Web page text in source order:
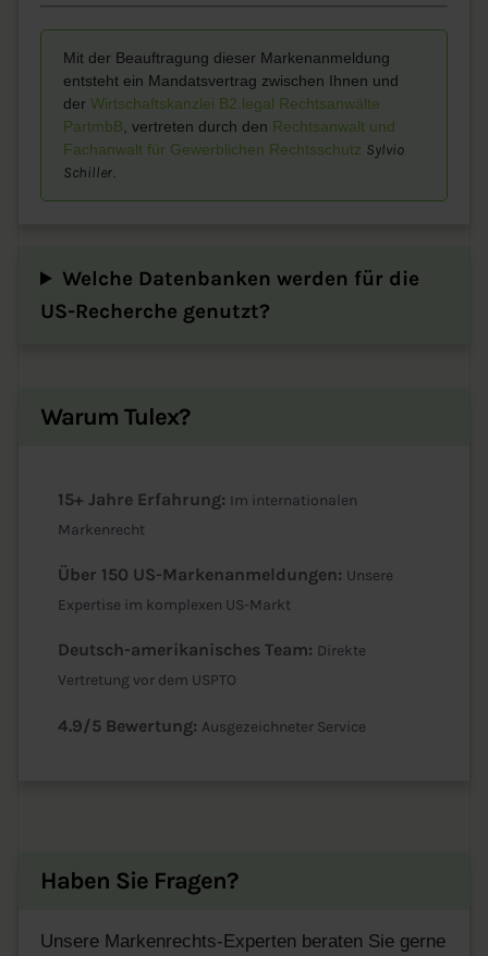
Mit der Beauftragung dieser Markenanmeldung
entsteht ein Mandatsvertrag zwischen Ihnen und
der Wirtschaftskanzlei B2.legal Rechtsanwälte
PartmbB , vertreten durch den Rechtsanwalt und
Fachanwalt für Gewerblichen Rechtsschutz Sylvio
Schiller
Welche Datenbanken werden für die
US-Recherche genutzt?
Warum Tulex?
15+ Jahre Erfahrung: Im internationalen
Markenrecht
Über 150 US-Markenanmeldungen: Unsere
Expertise im komplexen US-Markt
Deutsch-amerikanisches Team: Direkte
Vertretung vor dem USPTO
4.9/5 Bewertung: Ausgezeichneter Service
Haben Sie Fragen?
Unsere Markenrechts-Experten beraten Sie gerne